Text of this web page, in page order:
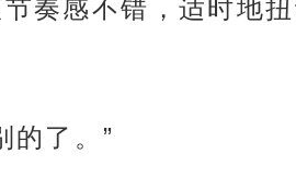
奏感不错，适时地
的了。”